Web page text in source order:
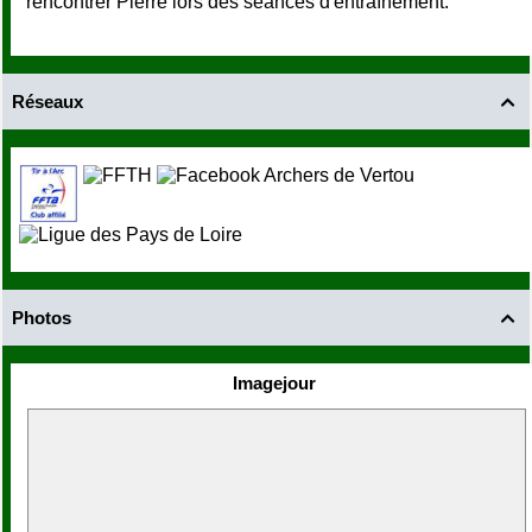

Réseaux

Photos
Imagejour